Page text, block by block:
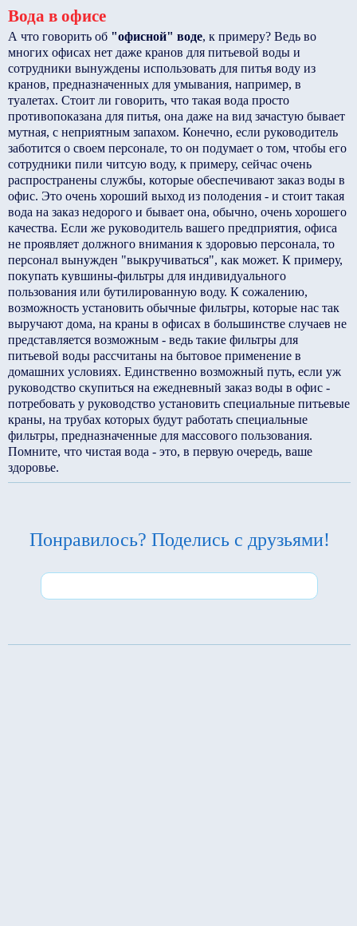
Вода в офисе
А что говорить об "офисной" воде, к примеру? Ведь во
многих офисах нет даже кранов для питьевой воды и
сотрудники вынуждены использовать для питья воду из
кранов, предназначенных для умывания, например, в
туалетах. Стоит ли говорить, что такая вода просто
противопоказана для питья, она даже на вид зачастую бывает
мутная, с неприятным запахом. Конечно, если руководитель
заботится о своем персонале, то он подумает о том, чтобы его
сотрудники пили читсую воду, к примеру, сейчас очень
распространены службы, которые обеспечивают заказ воды в
офис. Это очень хороший выход из полодения - и стоит такая
вода на заказ недорого и бывает она, обычно, очень хорошего
качества. Если же руководитель вашего предприятия, офиса
не проявляет должного внимания к здоровью персонала, то
персонал вынужден "выкручиваться", как может. К примеру,
покупать кувшины-фильтры для индивидуального
пользования или бутилированную воду. К сожалению,
возможность установить обычные фильтры, которые нас так
выручают дома, на краны в офисах в большинстве случаев не
представляется возможным - ведь такие фильтры для
питьевой воды рассчитаны на бытовое применение в
домашних условиях. Единственно возможный путь, если уж
руководство скупиться на ежедневный заказ воды в офис -
потребовать у руководство установить специальные питьевые
краны, на трубах которых будут работать специальные
фильтры, предназначенные для массового пользования.
Помните, что чистая вода - это, в первую очередь, ваше
здоровье.
Понравилось? Поделись с друзьями!